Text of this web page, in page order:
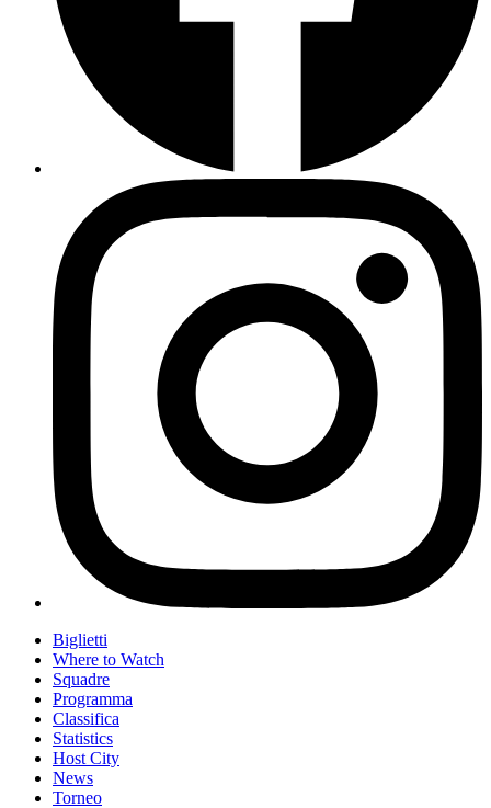
Biglietti
Where to Watch
Squadre
Programma
Classifica
Statistics
Host City
News
Torneo